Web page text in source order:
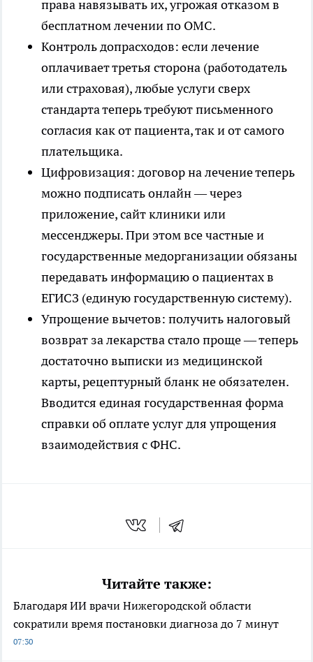
права навязывать их, угрожая отказом в
бесплатном лечении по ОМС.
Контроль допрасходов: если лечение
оплачивает третья сторона (работодатель
или страховая), любые услуги сверх
стандарта теперь требуют письменного
согласия как от пациента, так и от самого
плательщика.
Цифровизация: договор на лечение теперь
можно подписать онлайн — через
приложение, сайт клиники или
мессенджеры. При этом все частные и
государственные медорганизации обязаны
передавать информацию о пациентах в
ЕГИСЗ (единую государственную систему).
Упрощение вычетов: получить налоговый
возврат за лекарства стало проще — теперь
достаточно выписки из медицинской
карты, рецептурный бланк не обязателен.
Вводится единая государственная форма
справки об оплате услуг для упрощения
взаимодействия с ФНС.
Читайте также:
Благодаря ИИ врачи Нижегородской области
сократили время постановки диагноза до 7 минут
07:30